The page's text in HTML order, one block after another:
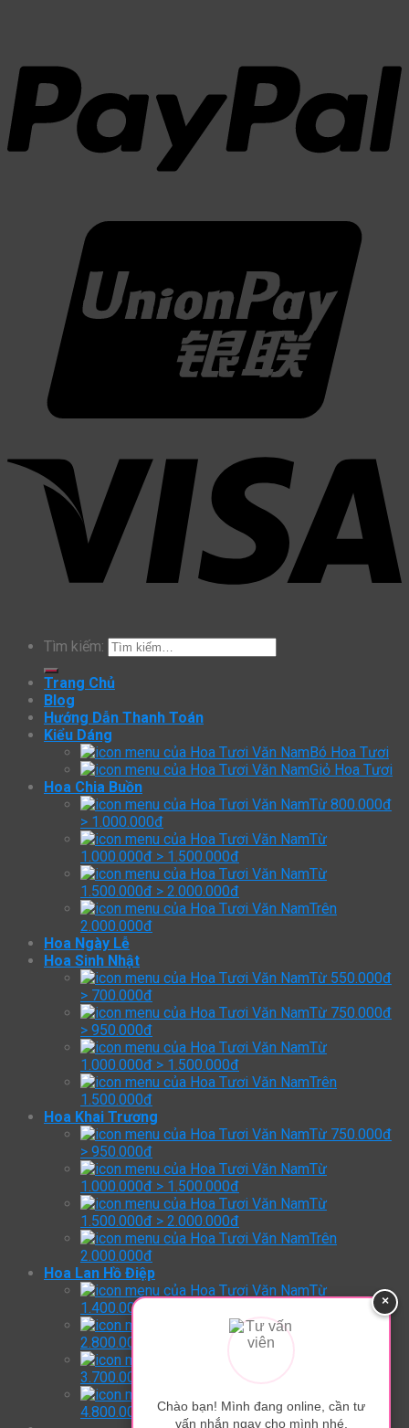
Tìm kiếm:
Trang Chủ
Blog
Hướng Dẫn Thanh Toán
Kiểu Dáng
Bó Hoa Tươi
Giỏ Hoa Tươi
Hoa Chia Buồn
Từ 800.000đ
> 1.000.000đ
Từ
1.000.000đ > 1.500.000đ
Từ
1.500.000đ > 2.000.000đ
Trên
2.000.000đ
Hoa Ngày Lễ
Hoa Sinh Nhật
Từ 550.000đ
> 700.000đ
Từ 750.000đ
> 950.000đ
Từ
1.000.000đ > 1.500.000đ
Trên
1.500.000đ
Hoa Khai Trương
Từ 750.000đ
> 950.000đ
Từ
1.000.000đ > 1.500.000đ
Từ
1.500.000đ > 2.000.000đ
Trên
2.000.000đ
Hoa Lan Hồ Điệp
Từ
1.400.000đ > 2.800.000đ
2.800.000đ > 3.700.000đ
3.700.000đ > 4.800.000đ
4.800.000đ
×
Chào bạn! Mình đang online, cần tư
vấn nhắn ngay cho mình nhé.